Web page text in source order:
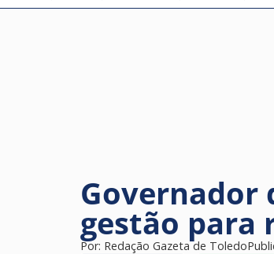
Governador
gestão para
Por: Redação Gazeta de Toledo